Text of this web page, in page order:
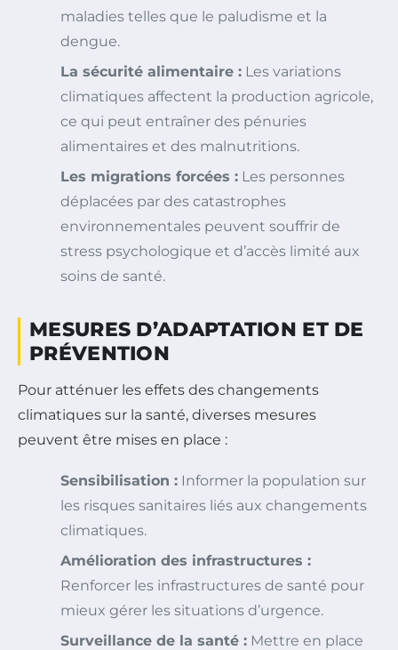
maladies telles que le paludisme et la
dengue.
La sécurité alimentaire : Les variations
climatiques affectent la production agricole,
ce qui peut entraîner des pénuries
alimentaires et des malnutritions.
Les migrations forcées : Les personnes
déplacées par des catastrophes
environnementales peuvent souffrir de
stress psychologique et d’accès limité aux
soins de santé.
MESURES D’ADAPTATION ET DE
PRÉVENTION
Pour atténuer les effets des changements
climatiques sur la santé, diverses mesures
peuvent être mises en place :
Sensibilisation : Informer la population sur
les risques sanitaires liés aux changements
climatiques.
Amélioration des infrastructures :
Renforcer les infrastructures de santé pour
mieux gérer les situations d’urgence.
Surveillance de la santé : Mettre en place